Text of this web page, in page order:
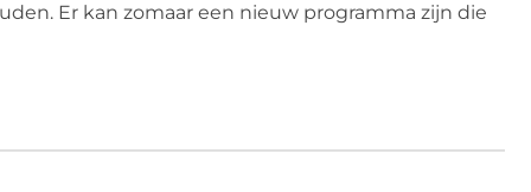
Er kan zomaar een nieuw programma zijn die